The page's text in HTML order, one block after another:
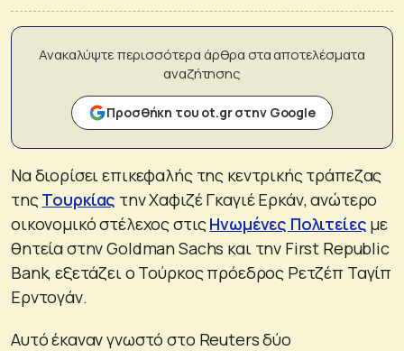
Ανακαλύψτε περισσότερα άρθρα στα αποτελέσματα
αναζήτησης
Προσθήκη του ot.gr στην Google
Να διορίσει επικεφαλής της κεντρικής τράπεζας
τηςΤουρκίας την Χαφιζέ Γκαγιέ Ερκάν, ανώτερο
οικονομικό στέλεχος στιςΗνωμένες Πολιτείες με
θητεία στην Goldman Sachs και την First Republic
Bank, εξετάζει ο Τούρκος πρόεδρος Ρετζέπ Ταγίπ
Ερντογάν.
Αυτό έκαναν γνωστό στο Reuters δύο